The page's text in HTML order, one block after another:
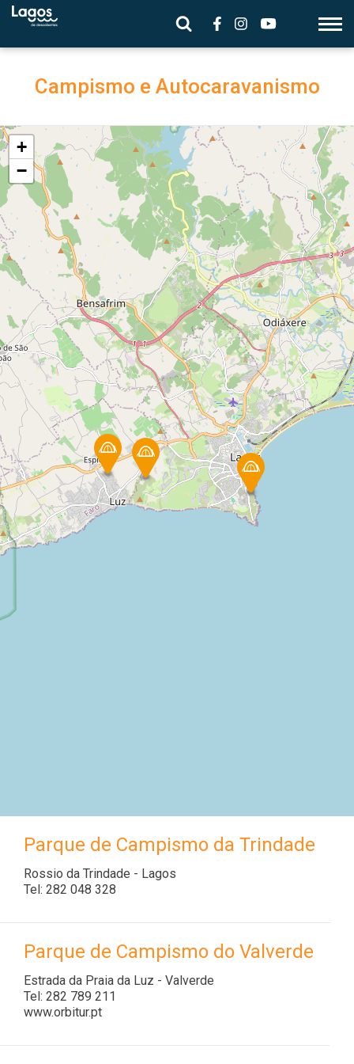
Campismo e Autocaravanismo
+
−
Parque de Campismo da Trindade
Rossio da Trindade - Lagos
Tel: 282 048 328
Parque de Campismo do Valverde
Estrada da Praia da Luz - Valverde
Tel: 282 789 211
www.orbitur.pt